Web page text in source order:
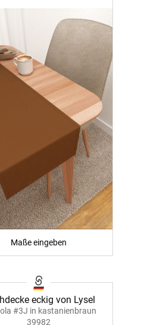
Maße eingeben
eckig von Lysel
#3J in kastanienbraun
39982